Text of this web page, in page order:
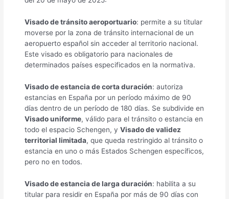
Visado de tránsito aeroportuario: permite a su titular
moverse por la zona de tránsito internacional de un
aeropuerto español sin acceder al territorio nacional.
Este visado es obligatorio para nacionales de
determinados países especificados en la normativa.
Visado de estancia de corta duración: autoriza
estancias en España por un período máximo de 90
días dentro de un período de 180 días. Se subdivide en
Visado uniforme, válido para el tránsito o estancia en
todo el espacio Schengen, yVisado de validez
territorial limitada, que queda restringido al tránsito o
estancia en uno o más Estados Schengen específicos,
pero no en todos.
Visado de estancia de larga duración: habilita a su
titular para residir en España por más de 90 días con